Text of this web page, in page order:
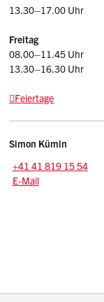
13.30–17.00 Uhr
Freitag
08.00–11.45 Uhr
13.30–16.30 Uhr
Feiertage
Simon Kümin
Zentrale:
+41 41 819 15 54
E-Mail: simon.kuemin
E-Mail